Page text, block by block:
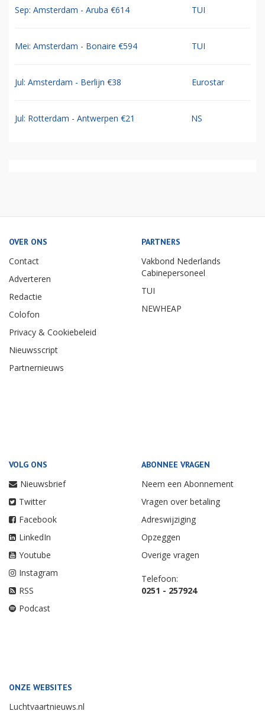
Sep: Amsterdam - Aruba €614 TUI
Mei: Amsterdam - Bonaire €594 TUI
Jul: Amsterdam - Berlijn €38 Eurostar
Jul: Rotterdam - Antwerpen €21 NS
OVER ONS
Contact
Adverteren
Redactie
Colofon
Privacy & Cookiebeleid
Nieuwsscript
Partnernieuws
PARTNERS
Vakbond Nederlands
Cabinepersoneel
TUI
NEWHEAP
VOLG ONS
Nieuwsbrief
Twitter
Facebook
LinkedIn
Youtube
Instagram
RSS
Podcast
ABONNEE VRAGEN
Neem een Abonnement
Vragen over betaling
Adreswijziging
Opzeggen
Overige vragen
Telefoon:
0251 - 257924
ONZE WEBSITES
Luchtvaartnieuws.nl